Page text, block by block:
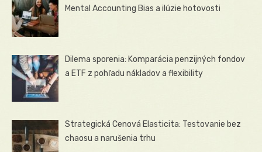
Mental Accounting Bias a ilúzie hotovosti
Dilema sporenia: Komparácia penzijných fondov
a ETF z pohľadu nákladov a flexibility
Strategická Cenová Elasticita: Testovanie bez
chaosu a narušenia trhu